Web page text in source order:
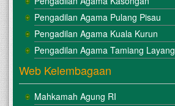
Pengadilan Agama Pulang Pisau
Pengadilan Agama Kuala Kurun
Pengadilan Agama Tamiang Layang
Web Kelembagaan
Mahkamah Agung RI